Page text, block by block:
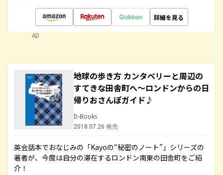
詳細を見る
AD
地球の歩き方 カンタベリーと周辺の
すてきな田舎町へ～ロンドンからの日
帰りおさんぽガイド♪
D-Books
2018.07.26 発売
英会話本でおなじみの「Kayoの“秘密のノート”」シリーズの
著者が、今度は自分の滞在するロンドン南東の田舎町をご紹
介！